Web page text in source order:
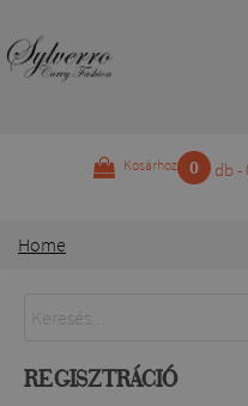
Kosárhoz 0 db -
Home
REGISZTRÁCIÓ